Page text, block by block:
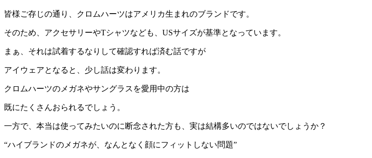
皆様ご存じの通り、クロムハーツはアメリカ生まれのブランドです。
そのため、アクセサリーやTシャツなども、USサイズが基準となっています。
まぁ、それは試着するなりして確認すれば済む話ですが
アイウェアとなると、少し話は変わります。
クロムハーツのメガネやサングラスを愛用中の方は
既にたくさんおられるでしょう。
一方で、本当は使ってみたいのに断念された方も、実は結構多いのではないでしょうか？
“ハイブランドのメガネが、なんとなく顔にフィットしない問題”